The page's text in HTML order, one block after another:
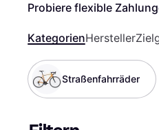
Mountainbike oder
So findest du schnell
über die Erfahrungen
deine Suche nach dem
Tour. Mehr über
Probiere flexible
KategorienHersteller
Straßenfahrräder